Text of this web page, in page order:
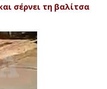
σέρνει τη βαλίτσα